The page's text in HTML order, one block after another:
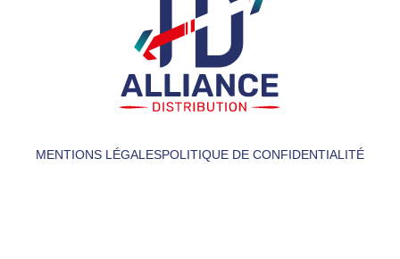
MENTIONS LÉGALESPOLITIQUE DE CONFIDENTIALITÉ